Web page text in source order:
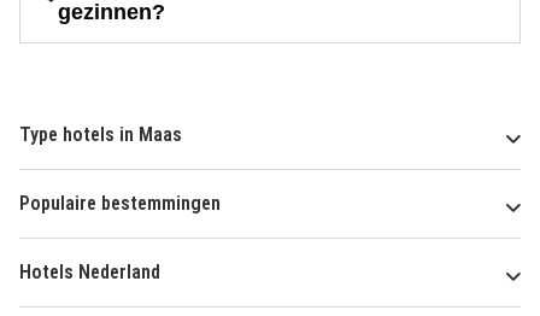
gezinnen?
Type hotels in Maas
Populaire bestemmingen
Hotels Nederland